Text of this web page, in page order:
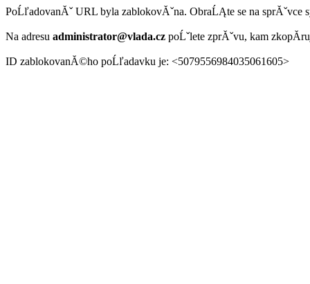
PoĹľadovanĂˇ URL byla zablokovĂˇna. ObraĹĄte se na sprĂˇvce
Na adresu administrator@vlada.cz poĹˇlete zprĂˇvu, kam
ID zablokovanĂ©ho poĹľadavku je: <5079556984035061605>